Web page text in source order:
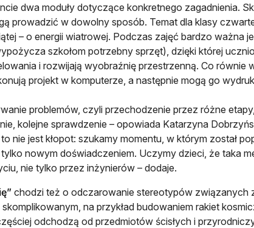
dwa moduły dotyczące konkretnego zagadnienia.
prowadzić w dowolny sposób. Temat dla klasy
– o energii wiatrowej. Podczas zajęć bardzo ważna
szkołom potrzebny sprzęt), dzięki której
i rozwijają wyobraźnię przestrzenną. Co równie
projekt w komputerze, a następnie mogą go
problemów, czyli przechodzenie przez różne
kolejne sprawdzenie – opowiada Katarzyna
nie jest kłopot: szukamy momentu, w którym został
nowym doświadczeniem. Uczymy dzieci, że taka
nie tylko przez inżynierów – dodaje.
chodzi też o odczarowanie stereotypów związanych
na przykład budowaniem rakiet
odchodzą od przedmiotów ścisłych i